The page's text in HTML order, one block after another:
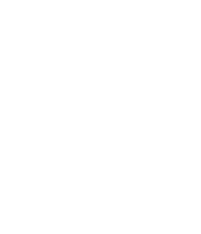
externes en
en temps réel